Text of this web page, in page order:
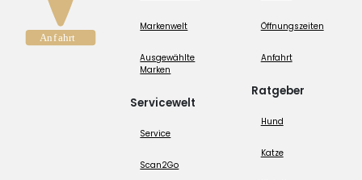
Markenwelt
Ausgewählte
Marken
Servicewelt
Service
Scan2Go
Öffnungszeiten
Anfahrt
Ratgeber
Hund
Katze